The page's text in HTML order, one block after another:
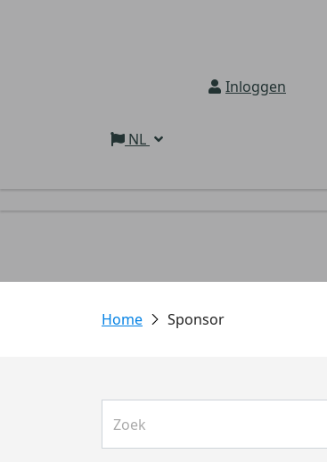
Inloggen
NL
Sponsor